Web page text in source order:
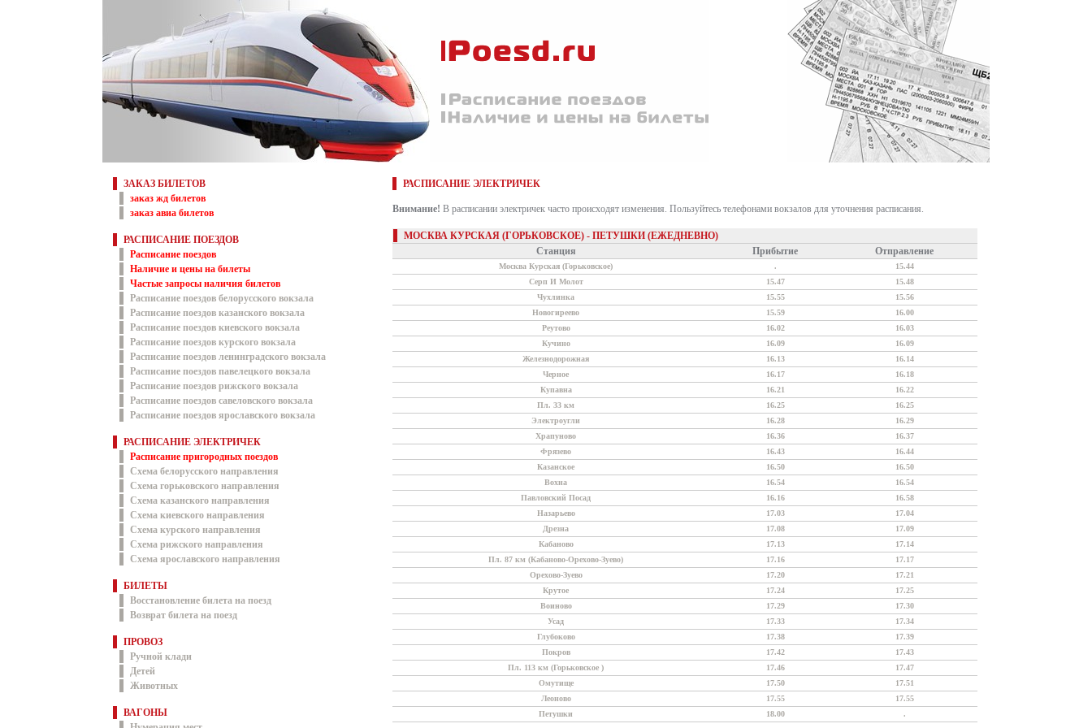
ЗАКАЗ БИЛЕТОВ
заказ жд билетов
заказ авиа билетов
РАСПИСАНИЕ ПОЕЗДОВ
Расписание поездов
Наличие и цены на билеты
Частые запросы наличия билетов
Расписание поездов белорусского вокзала
Расписание поездов казанского вокзала
Расписание поездов киевского вокзала
Расписание поездов курского вокзала
Расписание поездов ленинградского вокзала
Расписание поездов павелецкого вокзала
Расписание поездов рижского вокзала
Расписание поездов савеловского вокзала
Расписание поездов ярославского вокзала
РАСПИСАНИЕ ЭЛЕКТРИЧЕК
Расписание пригородных поездов
Схема белорусского направления
Схема горьковского направления
Схема казанского направления
Схема киевского направления
Схема курского направления
Схема рижского направления
Схема ярославского направления
БИЛЕТЫ
Восстановление билета на поезд
Возврат билета на поезд
ПРОВОЗ
Ручной клади
Детей
Животных
ВАГОНЫ
РАСПИСАНИЕ ЭЛЕКТРИЧЕК
Внимание! В расписании электричек часто происходят изменения. Пользуйтесь телефонами вокзалов для уточнения расписания.
МОСКВА КУРСКАЯ (ГОРЬКОВСКОЕ) - ПЕТУШКИ (ЕЖЕДНЕВНО)
Станция
Прибытие Отправление
Москва Курская (Горьковское) .
15.44
Серп И Молот
15.47
15.48
Чухлинка
15.55
15.56
Новогиреево
15.59
16.00
Реутово
16.02
16.03
Кучино
16.09
16.09
Железнодорожная
16.13
16.14
Черное
16.17
16.18
Купавна
16.21
16.22
Пл. 33 км
16.25
16.25
Электроугли
16.28
16.29
Храпуново
16.36
16.37
Фрязево
16.43
16.44
Казанское
16.50
16.50
Вохна
16.54
16.54
Павловский Посад
16.16
16.58
Назарьево
17.03
17.04
Дрезна
17.08
17.09
Кабаново
17.13
17.14
Пл. 87 км (Кабаново-Орехово-Зуево)
17.16
17.17
Орехово-Зуево
17.20
17.21
Крутое
17.24
17.25
Воиново
17.29
17.30
Усад
17.33
17.34
Глубоково
17.38
17.39
Покров
17.42
17.43
Пл. 113 км (Горьковское )
17.46
17.47
Омутище
17.50
17.51
Леоново
17.55
17.55
Петушки
18.00 .